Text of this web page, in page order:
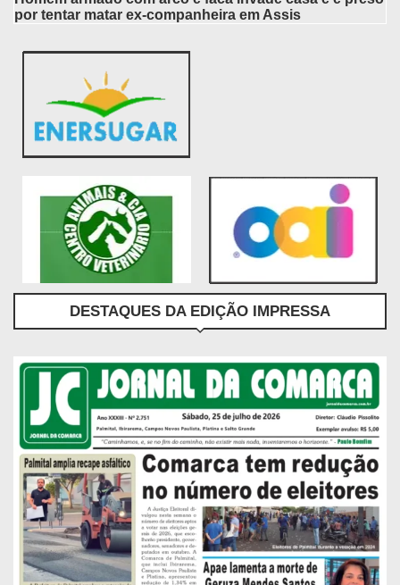
por tentar matar ex-companheira em Assis
DESTAQUES DA EDIÇÃO IMPRESSA